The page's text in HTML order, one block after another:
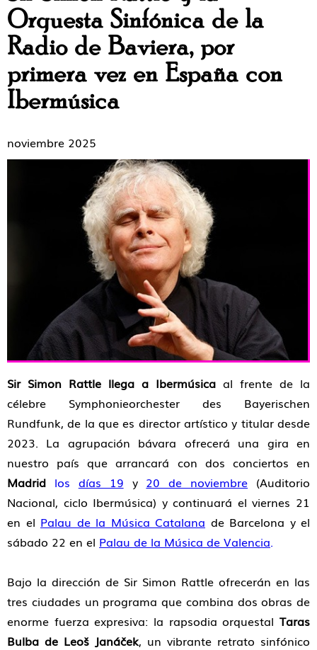
Orquesta Sinfónica de la
Radio de Baviera, por
primera vez en España con
Ibermúsica
noviembre 2025
Sir Simon Rattle llega a Ibermúsica al frente de la
célebre Symphonieorchester des Bayerischen
Rundfunk, de la que es director artístico y titular desde
2023. La agrupación bávara ofrecerá una gira en
nuestro país que arrancará con dos conciertos en
Madrid los días 19 y 20 de noviembre (Auditorio
Nacional, ciclo Ibermúsica) y continuará el viernes 21
en el Palau de la Música Catalana de Barcelona y el
sábado 22 en el Palau de la Música de Valencia.
Bajo la dirección de Sir Simon Rattle ofrecerán en las
tres ciudades un programa que combina dos obras de
enorme fuerza expresiva: la rapsodia orquestal Taras
Bulba de Leoš Janáček, un vibrante retrato sinfónico